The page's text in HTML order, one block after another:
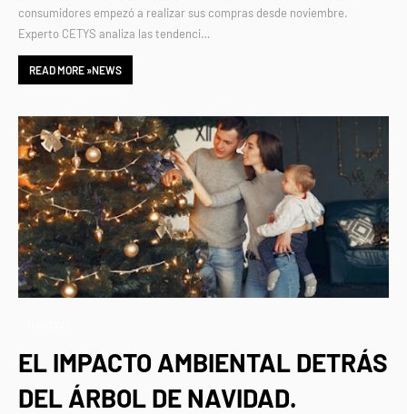
consumidores empezó a realizar sus compras desde noviembre.
Experto CETYS analiza las tendenci…
READ MORE »NEWS
EL IMPACTO AMBIENTAL DETRÁS
DEL ÁRBOL DE NAVIDAD.